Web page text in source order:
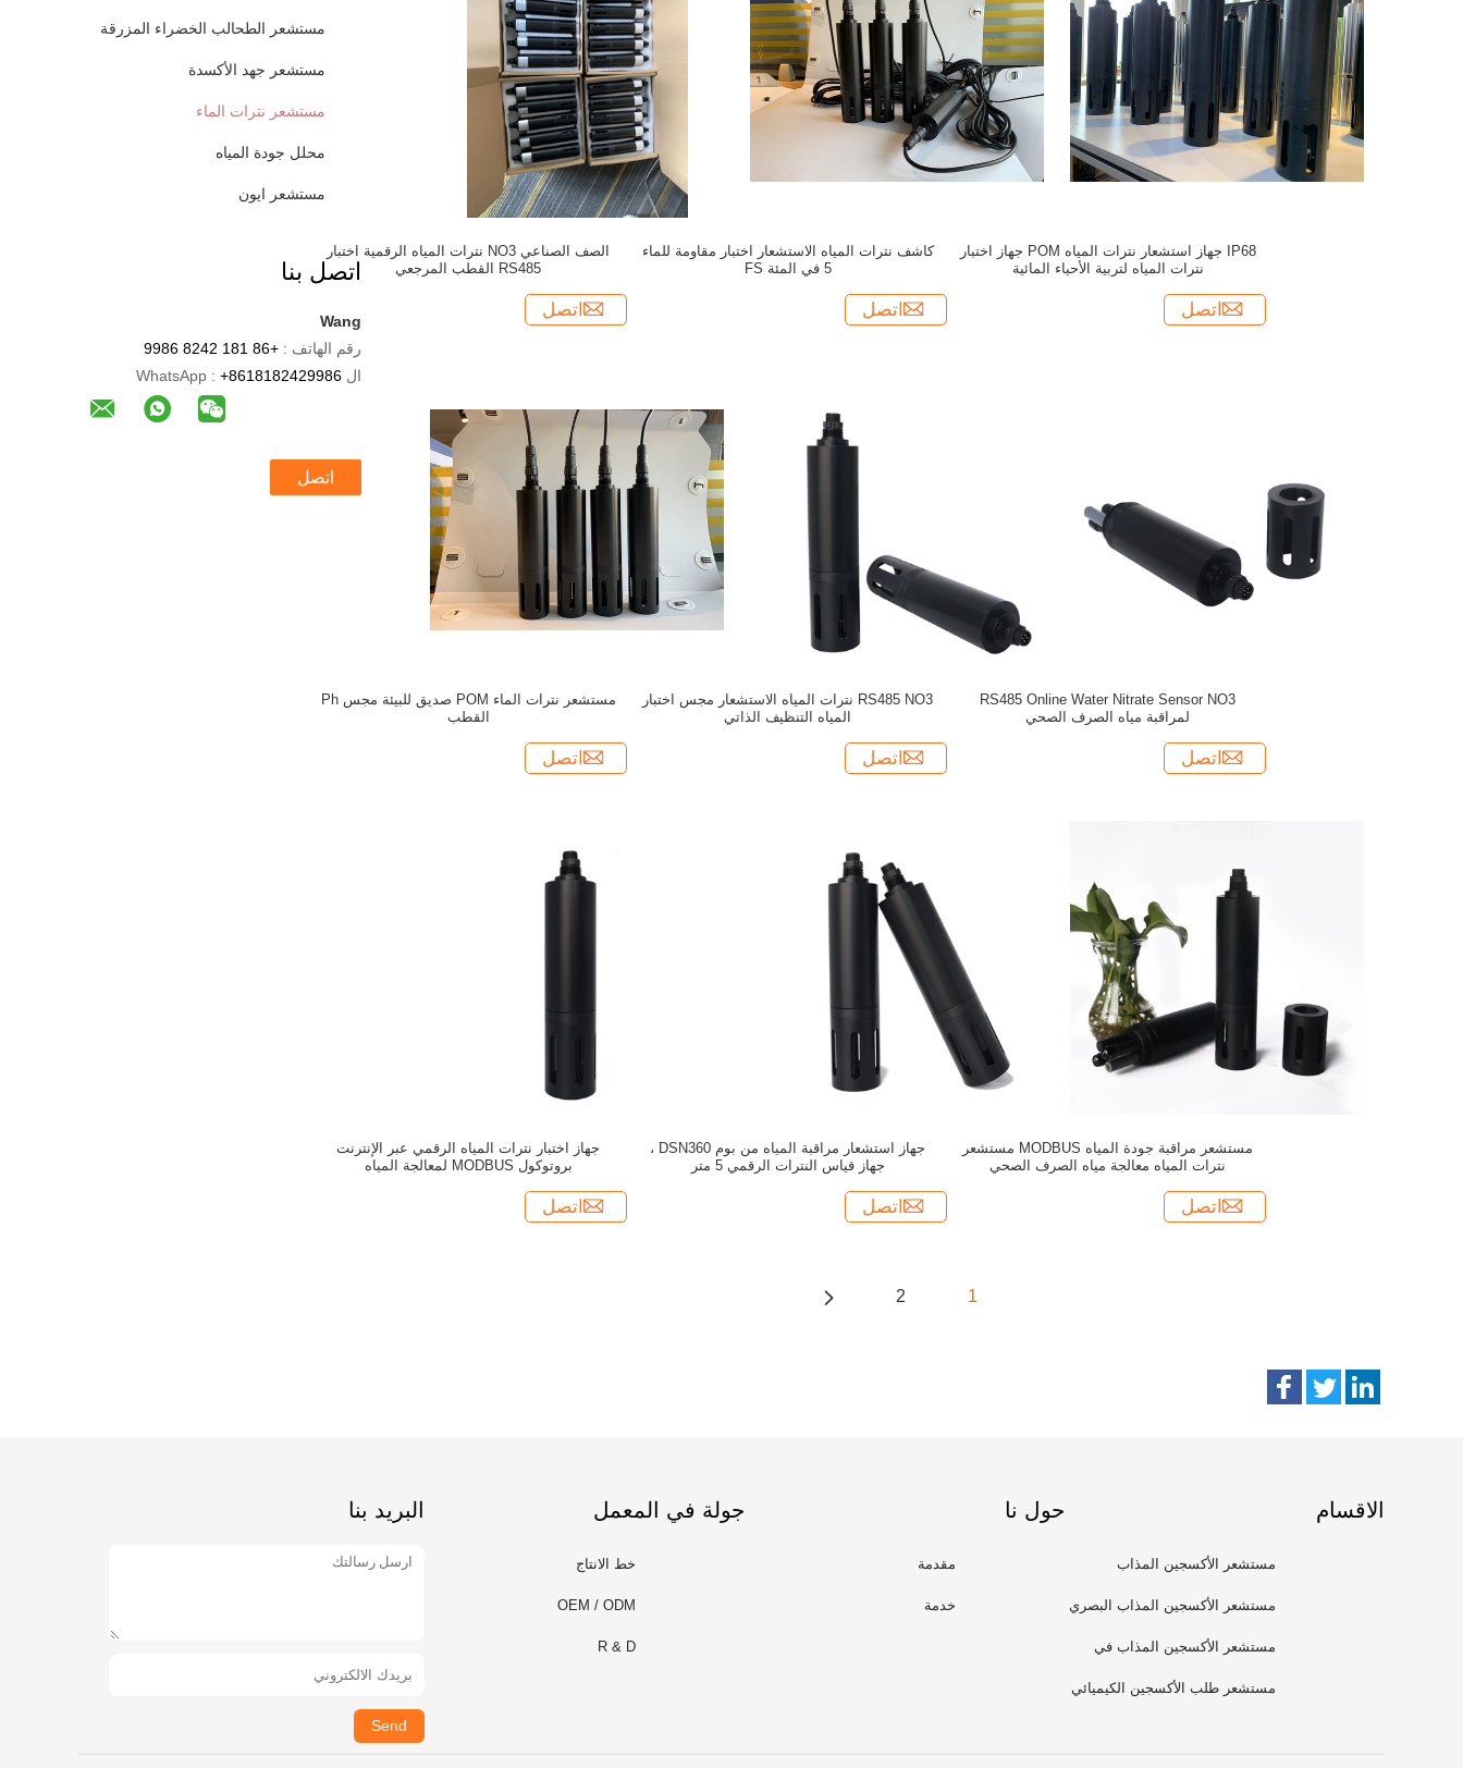
مستشعر الطحالب الخضراء المزرقة
مستشعر جهد الأكسدة
مستشعر نترات الماء
محلل جودة المياه
مستشعر ايون
اتصل بنا
Wang
رقم الهاتف : +86 181 8242 9986
ال WhatsApp : +8618182429986
اتصل
الصف الصناعي NO3 نترات المياه الرقمية اختبار
RS485 القطب المرجعي
اتصل
كاشف نترات المياه الاستشعار اختبار مقاومة للماء
5 في المئة FS
اتصل
IP68 جهاز استشعار نترات المياه POM جهاز اختبار
نترات المياه لتربية الأحياء المائية
اتصل
مستشعر نترات الماء POM صديق للبيئة مجس Ph
القطب
اتصل
RS485 NO3 نترات المياه الاستشعار مجس اختبار
المياه التنظيف الذاتي
اتصل
RS485 Online Water Nitrate Sensor NO3
لمراقبة مياه الصرف الصحي
اتصل
جهاز اختبار نترات المياه الرقمي عبر الإنترنت
بروتوكول MODBUS لمعالجة المياه
اتصل
جهاز استشعار مراقبة المياه من بوم DSN360 ،
جهاز قياس النترات الرقمي 5 متر
اتصل
مستشعر مراقبة جودة المياه MODBUS مستشعر
نترات المياه معالجة مياه الصرف الصحي
اتصل
1
2
الاقسام
مستشعر الأكسجين المذاب
مستشعر الأكسجين المذاب البصري
مستشعر الأكسجين المذاب في
الماء
مستشعر طلب الأكسجين الكيميائي
حول نا
مقدمة
خدمة
جولة في المعمل
خط الانتاج
OEM / ODM
R & D
البريد بنا
Send